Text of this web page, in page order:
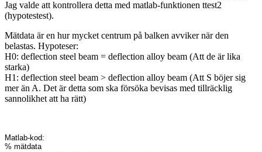
Jag valde att kontrollera detta med matlab-funktionen ttest2
(hypotestest).
Mätdata är en hur mycket centrum på balken avviker när den
belastas. Hypoteser:
H0: deflection steel beam = deflection alloy beam (Att de är lika
starka)
H1: deflection steel beam > deflection alloy beam (Att S böjer sig
mer än A. Det är detta som ska försöka bevisas med tillräcklig
sannolikhet att ha rätt)
Matlab-kod:
% mätdata